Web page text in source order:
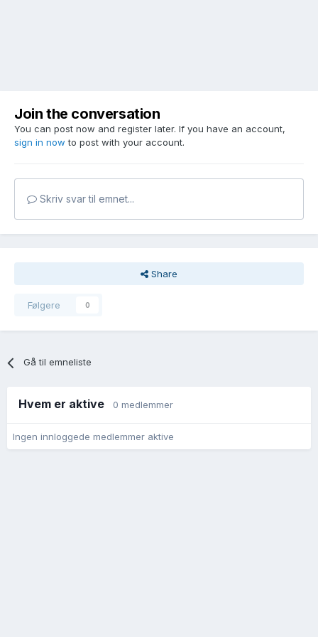
Join the conversation
You can post now and register later. If you have an account,
sign in now to post with your account.
Skriv svar til emnet...
Share
Følgere 0
Gå til emneliste
Hvem er aktive 0 medlemmer
Ingen innloggede medlemmer aktive